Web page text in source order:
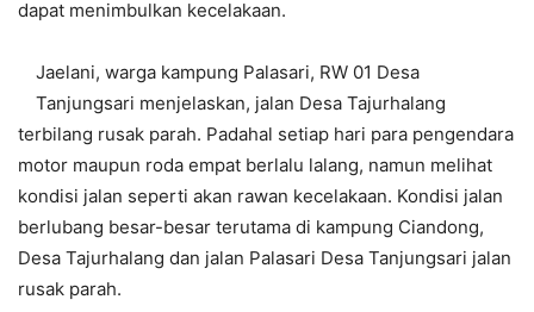
dapat menimbulkan kecelakaan.
Jaelani, warga kampung Palasari, RW 01 Desa
Tanjungsari menjelaskan, jalan Desa Tajurhalang
terbilang rusak parah. Padahal setiap hari para pengendara
motor maupun roda empat berlalu lalang, namun melihat
kondisi jalan seperti akan rawan kecelakaan. Kondisi jalan
berlubang besar-besar terutama di kampung Ciandong,
Desa Tajurhalang dan jalan Palasari Desa Tanjungsari jalan
rusak parah.